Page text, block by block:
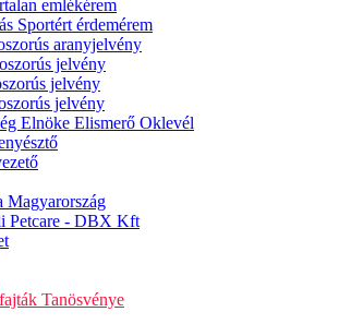
emlékérem
Sportért érdemérem
aranyjelvény
jelvény
jelvény
jelvény
Elnöke Elismerő Oklevél
Magyarország
Petcare - DBX Kft
Tanösvénye